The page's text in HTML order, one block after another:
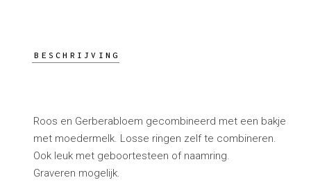
BESCHRIJVING
Roos en Gerberabloem gecombineerd met een bakje
met moedermelk. Losse ringen zelf te combineren.
Ook leuk met geboortesteen of naamring.
Graveren mogelijk.